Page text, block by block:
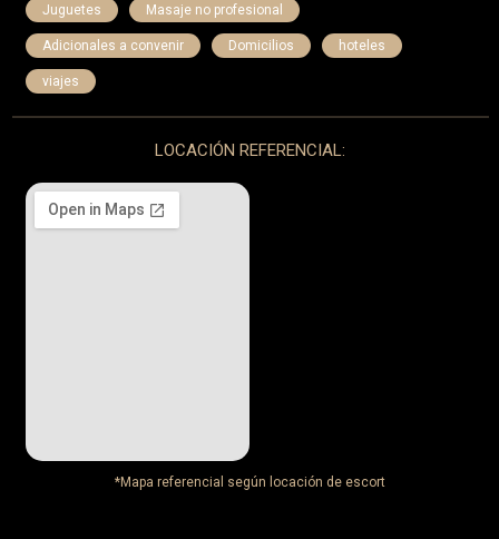
Juguetes Masaje no profesional
Adicionales a convenir Domicilios hoteles
viajes
LOCACIÓN REFERENCIAL:
*Mapa referencial según locación de escort